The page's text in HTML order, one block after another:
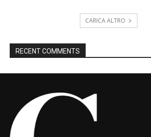
CARICA ALTRO
RECENT COMMENTS